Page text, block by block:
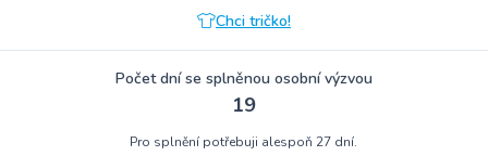
Chci tričko!
Počet dní se splněnou osobní výzvou
19
Pro splnění potřebuji alespoň 27 dní.